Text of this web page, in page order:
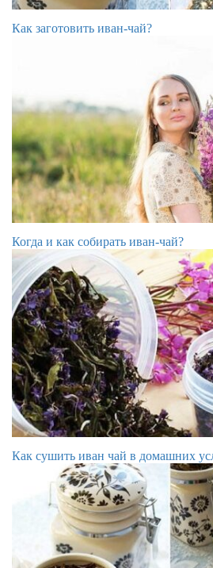
Как заготовить иван-чай?
Когда и как собирать иван-чай?
Как сушить иван чай в домашних